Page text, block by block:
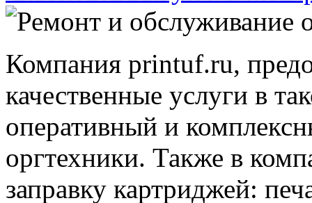
Компания printuf.ru,
качественные услуги в
оперативный и
оргтехники. Также в
заправку картриджей: